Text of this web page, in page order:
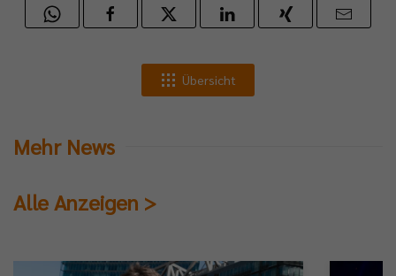
Übersicht
Mehr News
Alle Anzeigen >